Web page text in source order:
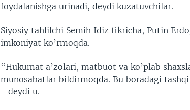
foydalanishga urinadi, deydi kuzatuvchilar.
Siyosiy tahlilchi Semih Idiz fikricha, Putin
imkoniyat ko’rmoqda.
“Hukumat a’zolari, matbuot va ko’plab
munosabatlar bildirmoqda. Bu boradagi
- deydi u.